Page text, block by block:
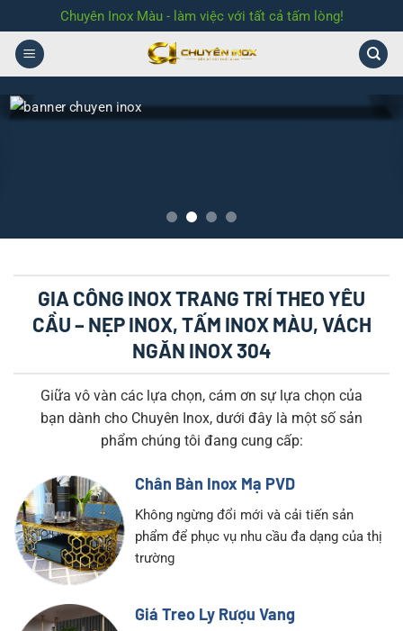
qua
nội
dung
Chuyên Inox Màu - làm việc với tất cả tấm lòng!
GIA CÔNG INOX TRANG TRÍ THEO YÊU
CẦU – NẸP INOX, TẤM INOX MÀU, VÁCH
NGĂN INOX 304
Giữa vô vàn các lựa chọn, cám ơn sự lựa chọn của
bạn dành cho Chuyên Inox, dưới đây là một số sản
phẩm chúng tôi đang cung cấp:
Chân Bàn Inox Mạ PVD
Không ngừng đổi mới và cải tiến sản
phẩm để phục vụ nhu cầu đa dạng của thị
trường
Giá Treo Ly Rượu Vang